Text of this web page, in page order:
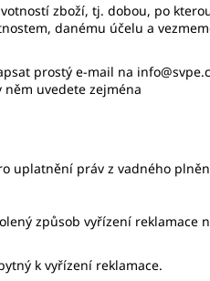
zboží, tj. dobou, po
danému účelu a
prostý e-mail na
něm uvedete zejména
uplatnění práv z vadného
způsob vyřízení reklamace
k vyřízení reklamace.